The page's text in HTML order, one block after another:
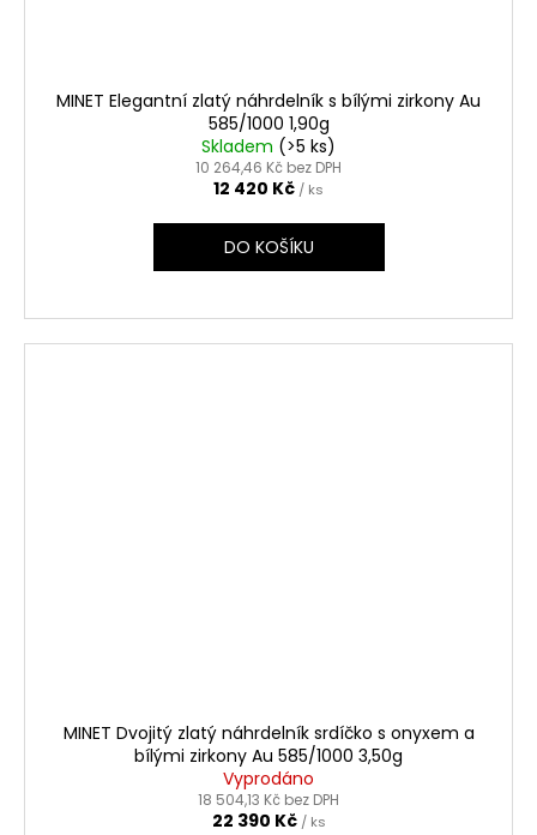
MINET Elegantní zlatý náhrdelník s bílými zirkony Au
585/1000 1,90g
Skladem (>5 ks)
10 264,46 Kč bez DPH
12 420 Kč / ks
DO KOŠÍKU
MINET Dvojitý zlatý náhrdelník srdíčko s onyxem a
bílými zirkony Au 585/1000 3,50g
Vyprodáno
18 504,13 Kč bez DPH
22 390 Kč / ks